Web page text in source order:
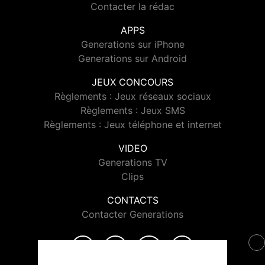
Contacter la rédac
APPS
Generations sur iPhone
Generations sur Android
JEUX CONCOURS
Règlements : Jeux réseaux sociaux
Règlements : Jeux SMS
Règlements : Jeux téléphone et internet
VIDEO
Generations TV
Clips
CONTACTS
Contacter Generations